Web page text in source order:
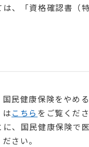
、「資格確認書（
民健康保険をやめ
こちら をご覧くださ
、国民健康保険で
さい。